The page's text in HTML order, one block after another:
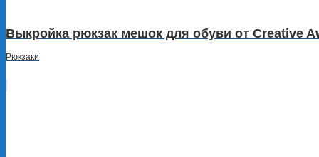
Выкройка рюкзак мешок для обуви от Creative
Рюкзаки